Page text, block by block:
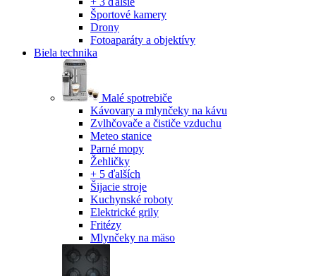
Športové kamery
Drony
Fotoaparáty a objektívy
Biela technika
Malé spotrebiče
Kávovary a mlynčeky na kávu
Zvlhčovače a čističe vzduchu
Meteo stanice
Parné mopy
Žehličky
+ 5 ďalších
Šijacie stroje
Kuchynské roboty
Elektrické grily
Fritézy
Mlynčeky na mäso